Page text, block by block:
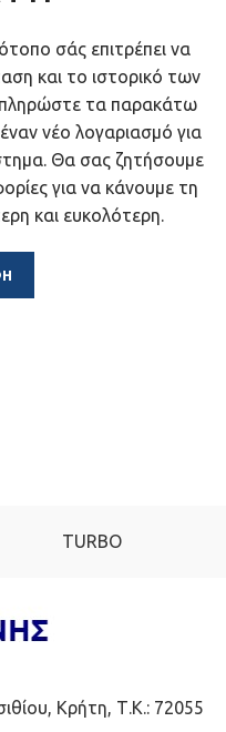
σάς επιτρέπει να
και το ιστορικό των
τα παρακάτω
νέο λογαριασμό για
Θα σας ζητήσουμε
για να κάνουμε τη
και ευκολότερη.
TURBO
Κρήτη, Τ.Κ.: 72055